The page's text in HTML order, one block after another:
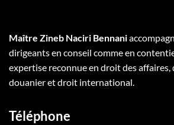
Maître Zineb Naciri Bennani
dirigeants en conseil comme en
expertise reconnue en droit des
douanier et droit international.
Téléphone